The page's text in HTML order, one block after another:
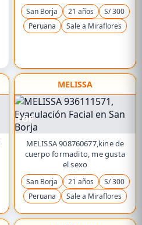
San Borja 21 años
S/ 300
Peruana
Sale a Miraflores
MELISSA
TOP
MELISSA 908760677,kine de
cuerpo formadito, me gusta
el sexo
San Borja 21 años
S/ 300
Peruana
Sale a Miraflores